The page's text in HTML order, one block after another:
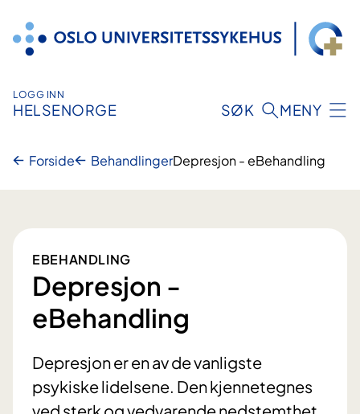
innhold
LOGG INN
HELSENORGE SØK MENY
Forside BehandlingerDepresjon - eBehandling
EBEHANDLING
Depresjon -
eBehandling
Depresjon er en av de vanligste
psykiske lidelsene. Den kjennetegnes